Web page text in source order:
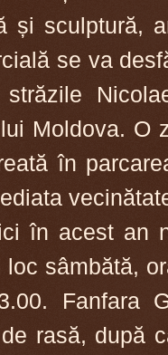
și sculptură,
se va
străzile
Moldova. O
în
în acest an
loc sâmbătă,
Fanfara
rasă, după